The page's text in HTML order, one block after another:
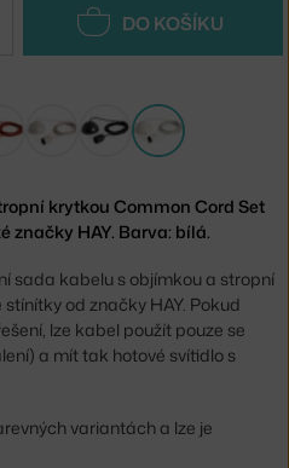
DO KOŠÍKU
krytkou Common Cord Set
značky HAY. Barva: bílá.
sada kabelu s objímkou a stropní
od značky HAY. Pokud
lze kabel použít pouze se
a mít tak hotové svítidlo s
variantách a lze je